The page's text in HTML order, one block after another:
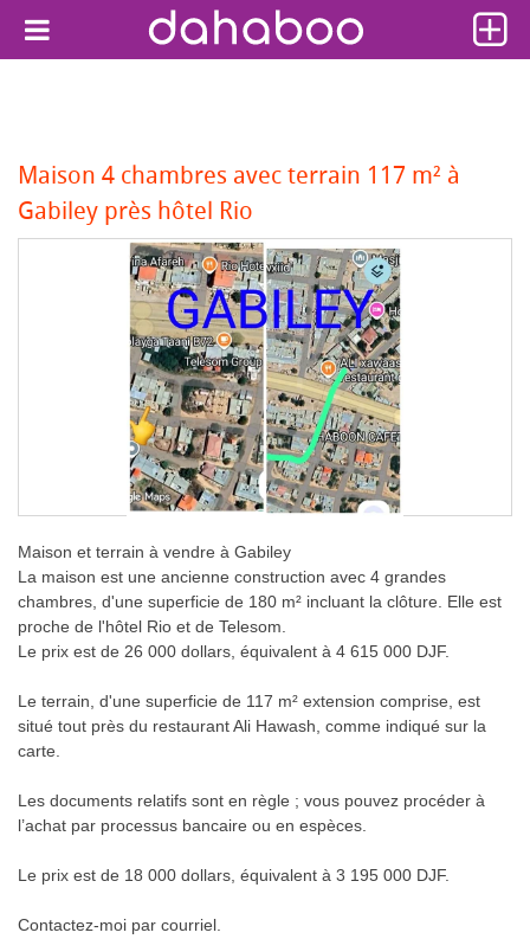
Maison 4 chambres avec terrain 117 m² à
Gabiley près hôtel Rio
Maison et terrain à vendre à Gabiley
La maison est une ancienne construction avec 4 grandes
chambres, d'une superficie de 180 m² incluant la clôture. Elle est
proche de l'hôtel Rio et de Telesom.
Le prix est de 26 000 dollars, équivalent à 4 615 000 DJF.
Le terrain, d'une superficie de 117 m² extension comprise, est
situé tout près du restaurant Ali Hawash, comme indiqué sur la
carte.
Les documents relatifs sont en règle ; vous pouvez procéder à
l’achat par processus bancaire ou en espèces.
Le prix est de 18 000 dollars, équivalent à 3 195 000 DJF.
Contactez-moi par courriel.